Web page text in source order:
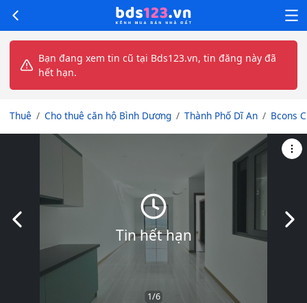
Bạn đang xem tin cũ tại Bds123.vn, tin đăng này đã
hết hạn.
Thuê Cho thuê căn hộ Bình Dương Thành Phố Dĩ An Bcons
Tin hết hạn
Slide trước
1/6